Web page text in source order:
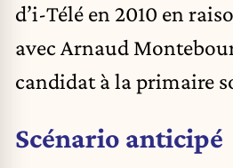
d’i-Télé en 2010 en
avec Arnaud
candidat à la primaire
Scénario anticipé